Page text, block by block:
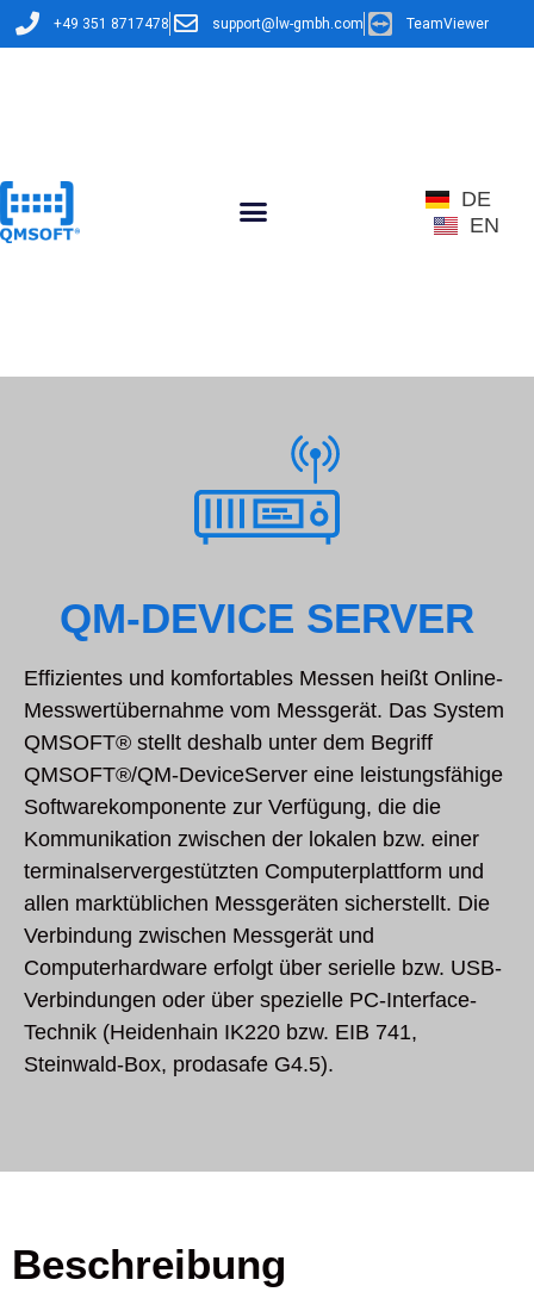
+49 351 8717478 support@lw-gmbh.com TeamViewer
DE
EN
QM-DEVICE SERVER
Effizientes und komfortables Messen heißt Online-
Messwertübernahme vom Messgerät. Das System
QMSOFT® stellt deshalb unter dem Begriff
QMSOFT®/QM-DeviceServer eine leistungsfähige
Softwarekomponente zur Verfügung, die die
Kommunikation zwischen der lokalen bzw. einer
terminalservergestützten Computerplattform und
allen marktüblichen Messgeräten sicherstellt. Die
Verbindung zwischen Messgerät und
Computerhardware erfolgt über serielle bzw. USB-
Verbindungen oder über spezielle PC-Interface-
Technik (Heidenhain IK220 bzw. EIB 741,
Steinwald-Box, prodasafe G4.5).
Beschreibung